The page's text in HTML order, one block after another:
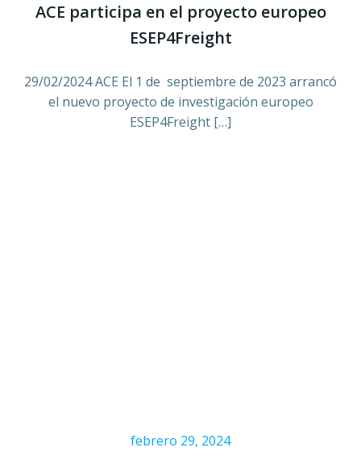
ACE participa en el proyecto europeo
ESEP4Freight
29/02/2024 ACE El 1 de septiembre de 2023 arrancó
el nuevo proyecto de investigación europeo
ESEP4Freight […]
febrero 29, 2024